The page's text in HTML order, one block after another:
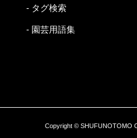
- タグ検索
- 園芸用語集
Copyright © SHUFUNOTOMO